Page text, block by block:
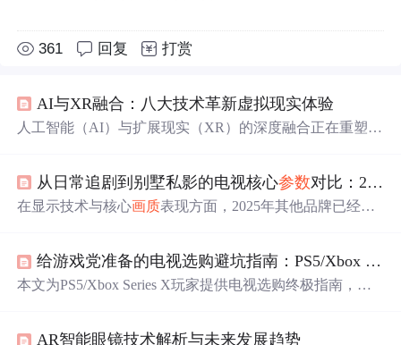
361 回复 打赏
AI与XR融合：八大技术革新虚拟现实体验
人工智能（AI）与扩展现实（XR）的深度融合正在重塑虚
视点渲染和语义手势理解技术大幅提升了沉浸感与操作自
然度；环境理解维度上，实时三维重建和动态遮挡处理构
上。这些技术进步在工业维修、医疗培训等场景展现巨大
价值，如Varjo XR-3的实时语音降噪能在85分贝噪音中保
持91%识别率。随着Unreal Engi
从日常追剧到别墅私影的电视核心参数对比：2026年主流电视选购指南
在显示技术与核心画质表现方面，2025年其他品牌已经推
直接通过红绿蓝三色LED灯珠构建画面，避免了色彩转换
过程中的流失，色彩纯净度表现突出。在这个纷繁复杂的
索尼，不仅仅是拥抱了一台 参数出众的设备，更是选择了
给游戏党准备的电视选购避坑指南：PS5/Xbox Series X该配什么电视？
本文为PS5/Xbox Series X玩家提供电视选购终极指南，重
戏电视清单，帮助玩家解锁次世代主机的满血性能。
AR智能眼镜技术解析与未来发展趋势